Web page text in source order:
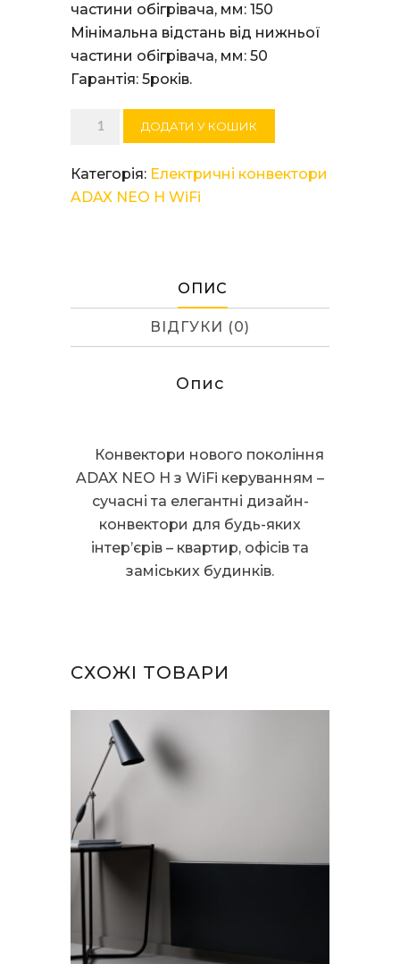
частини обігрівача, мм: 150
Мінімальна відстань від нижньої
частини обігрівача, мм: 50
Гарантія: 5років.
Електричний
конвектор
ADAX
NEO
ДОДАТИ У КОШИК
Категорія: Електричні конвектори
ADAX NEO H WiFi
ОПИС
ВІДГУКИ (0)
Опис
Конвектори нового покоління
ADAX NEO H з WiFi керуванням –
сучасні та елегантні дизайн-
конвектори для будь-яких
інтер’єрів – квартир, офісів та
заміських будинків.
СХОЖІ ТОВАРИ